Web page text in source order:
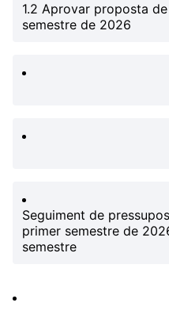
1.2 Aprovar proposta
semestre de 2026
Seguiment de
primer semestre de
semestre